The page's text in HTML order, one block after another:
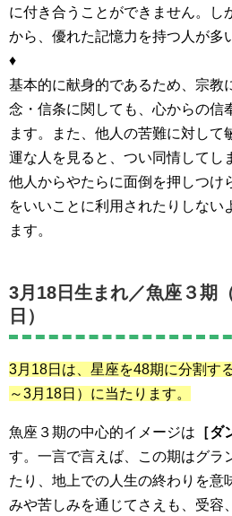
に付き合うことができません。し
から、優れた記憶力を持つ人が多
♦
基本的に献身的であるため、宗教
念・信条に関しても、心からの信
ます。また、他人の苦難に対して
運な人を見ると、つい同情してし
他人からやたらに面倒を押しつけ
をいいことに利用されたりしない
ます。
3月18日生まれ／魚座３期
日）
3月18日は、星座を48期に分割す
～3月18日） に当たります。
魚座３期の中心的イメージは ［ダ
す。一言で言えば、この期はグラ
たり、地上での人生の終わりを意
みや苦しみを通じてさえも、受容